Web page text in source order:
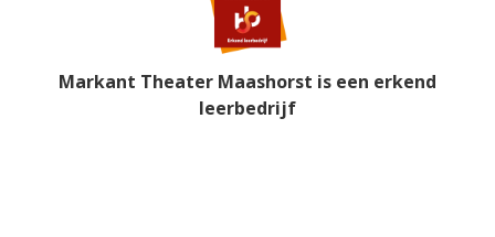
Markant Theater Maashorst is een erkend
leerbedrijf